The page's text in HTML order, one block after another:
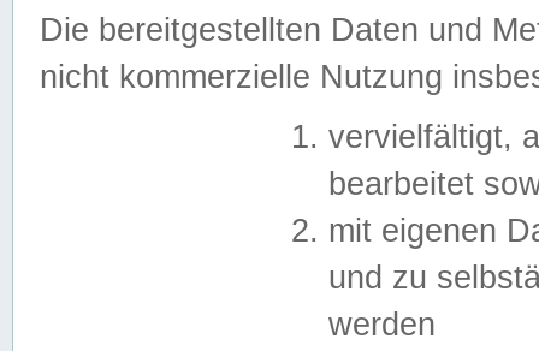
Die bereitgestellten Daten und
nicht kommerzielle Nutzung
vervielfältigt,
bearbeitet
mit eigenen
und zu
werden